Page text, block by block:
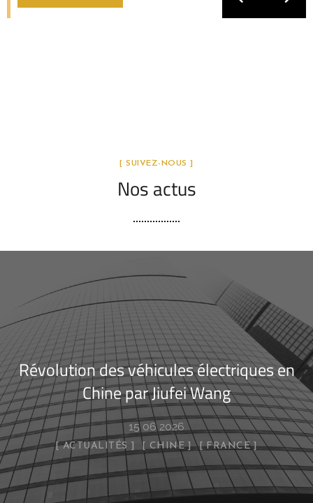
[ SUIVEZ-NOUS ]
Nos actus
Révolution des véhicules électriques en
Chine par Jiufei Wang
15 06 2026
ACTUALITÉS CHINE FRANCE